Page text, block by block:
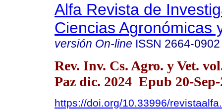
Alfa Revista de
Ciencias Agronómicas
versión On-line ISSN 2664-0902
Rev. Inv. Cs. Agro. y Vet.
Paz dic. 2024 Epub 20-Sep-
https://doi.org/10.33996/